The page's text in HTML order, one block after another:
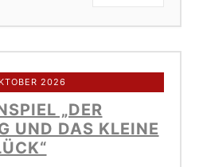
2026
„DER
UND DAS KLEINE